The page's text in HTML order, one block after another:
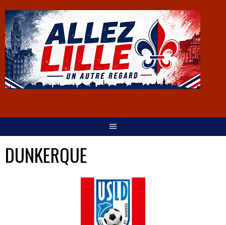
DUNKERQUE